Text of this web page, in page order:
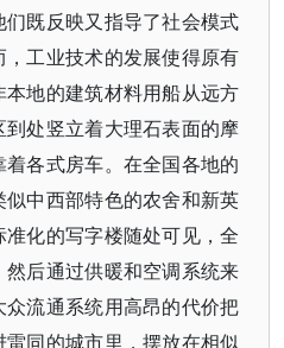
既反映又指导了社会模式
工业技术的发展使得原有
地的建筑材料用船从远方
处竖立着大理石表面的摩
各式房车。在全国各地的
中西部特色的农舍和新英
化的写字楼随处可见，全
后通过供暖和空调系统来
流通系统用高昂的代价把
同的城市里，摆放在相似